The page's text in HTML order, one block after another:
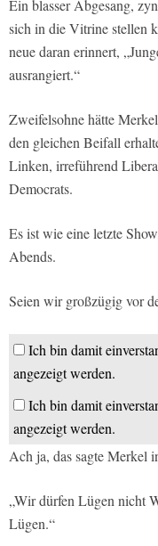
Ein blasser Abgesang,
sich in die Vitrine stellen
neue daran erinnert,
ausrangiert.“
Zweifelsohne hätte
den gleichen Beifall
Linken, irreführend
Democrats.
Es ist wie eine letzte
Abends.
Seien wir großzügig vor
Ich bin damit
angezeigt werden.
Ich bin damit
angezeigt werden.
Ach ja, das sagte Merkel
„Wir dürfen Lügen nicht
Lügen.“